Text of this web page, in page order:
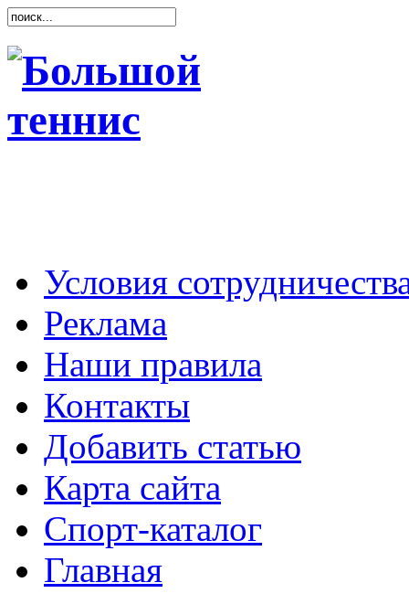
Условия
Реклама
Наши правила
Контакты
Добавить статью
Карта сайта
Спорт-каталог
Главная